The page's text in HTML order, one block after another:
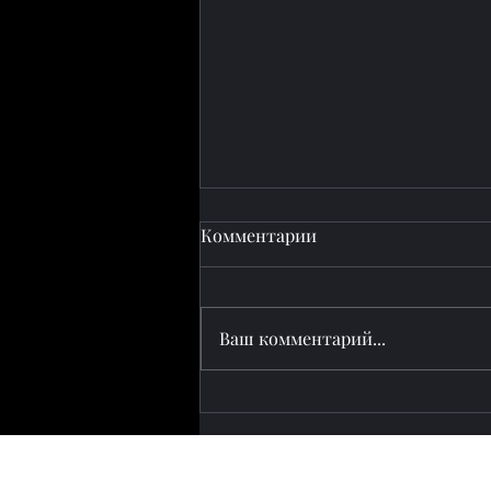
Евразийский саммит в
Комментарии
Ваш комментарий...